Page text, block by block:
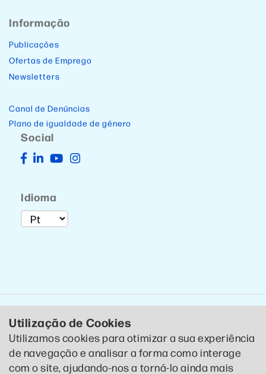
Informação
Publicações
Ofertas de Emprego
Newsletters
Canal de Denúncias
Plano de igualdade de género
Social
Idioma
© 2020 CTCP . Todos os direitos reservados . Política de
Utilização de Cookies
Utilizamos cookies para otimizar a sua experiência
de navegação e analisar a forma como interage
com o site, ajudando-nos a torná-lo ainda mais